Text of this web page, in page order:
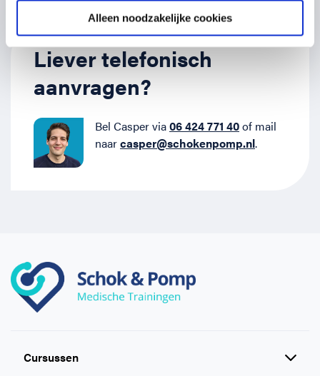
Alleen noodzakelijke cookies
Liever telefonisch
aanvragen?
Bel Casper via06 424 771 40of mail
naarcasper@­schokenpomp.nl.
Cursussen